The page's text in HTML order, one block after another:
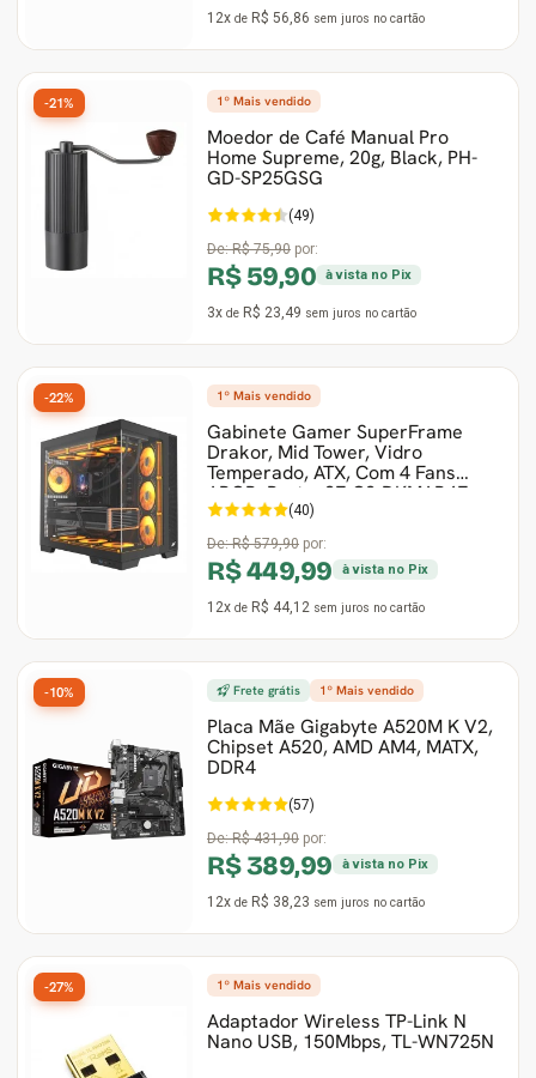
12x de R$ 56,86 sem juros no cartão
1º Mais vendido
Moedor de Café Manual Pro
Home Supreme, 20g, Black, PH-
GD-SP25GSG
(49)
De:R$ 75,90 por:
R$ 59,90 à vista no Pix
3x de R$ 23,49 sem juros no cartão
-21%
1º Mais vendido
Gabinete Gamer SuperFrame
Drakor, Mid Tower, Vidro
Temperado, ATX, Com 4 Fans
ARGB, Preto, SF-CS-DKMAB4F
(40)
De:R$ 579,90 por:
R$ 449,99 à vista no Pix
12x de R$ 44,12 sem juros no cartão
-22%
Frete grátis 1º Mais vendido
Placa Mãe Gigabyte A520M K V2,
Chipset A520, AMD AM4, MATX,
DDR4
(57)
De:R$ 431,90 por:
R$ 389,99 à vista no Pix
12x de R$ 38,23 sem juros no cartão
-10%
1º Mais vendido
Adaptador Wireless TP-Link N
Nano USB, 150Mbps, TL-WN725N
-27%